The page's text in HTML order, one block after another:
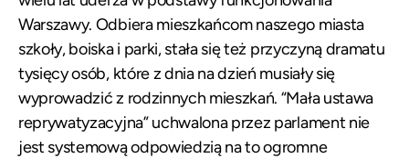
Warszawy. Odbiera mieszkańcom naszego miasta
szkoły, boiska i parki, stała się też przyczyną dramatu
tysięcy osób, które z dnia na dzień musiały się
wyprowadzić z rodzinnych mieszkań. “Mała ustawa
reprywatyzacyjna” uchwalona przez parlament nie
jest systemową odpowiedzią na to ogromne